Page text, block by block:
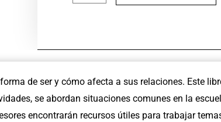
virtudes
habilidades.
de ser y cómo afecta a sus relaciones. Este
se abordan situaciones comunes en la
encontrarán recursos útiles para trabajar